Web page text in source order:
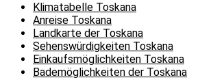
Klimatabelle Toskana
Anreise Toskana
Landkarte der Toskana
Sehenswürdigkeiten Toskana
Einkaufsmöglichkeiten Toskana
Bademöglichkeiten der Toskana